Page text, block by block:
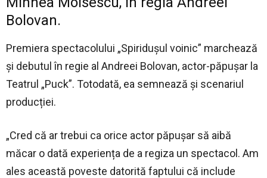
Bolovan.
Premiera spectacolului „Spiridușul voinic” marchează
și debutul în regie al Andreei Bolovan, actor-păpușar la
Teatrul „Puck”. Totodată, ea semnează și scenariul
producției.
„Cred că ar trebui ca orice actor păpușar să aibă
măcar o dată experiența de a regiza un spectacol. Am
ales această poveste datorită faptului că include